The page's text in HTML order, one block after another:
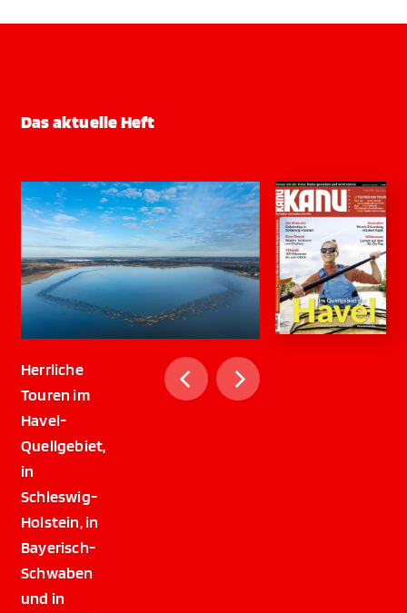
Das aktuelle Heft
Herrliche
Touren im
Havel-
Quellgebiet,
in
Schleswig-
Holstein, in
Bayerisch-
Schwaben
und in